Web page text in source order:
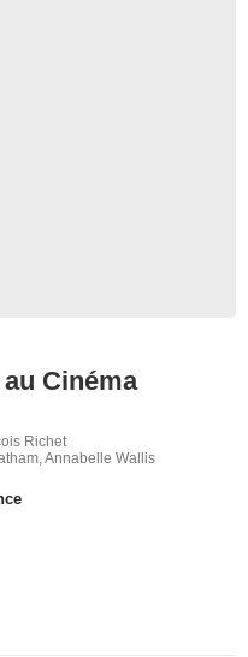
Cinéma
Richet
Annabelle Wallis